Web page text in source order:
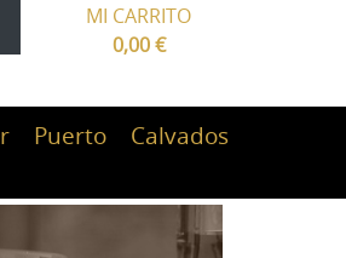
MI CARRITO
0,00 €
Puerto Calvados